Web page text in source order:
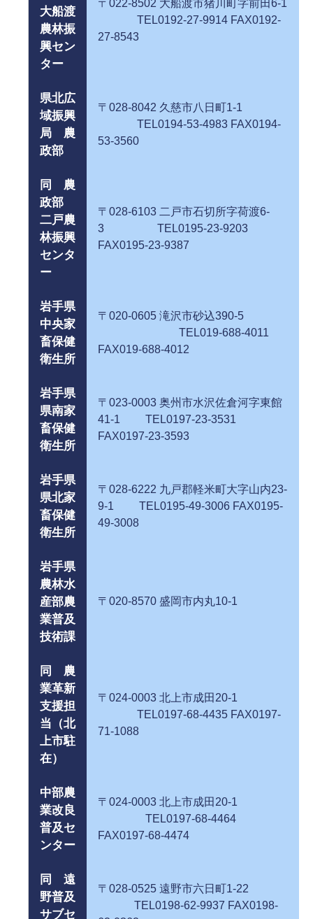
大船渡
農林振
興セン
ター
〒022-8502 大船渡市猪川町字前田6-1
TEL0192-27-9914 FAX0192-
27-8543
県北広
域振興
局 農
政部
〒028-8042 久慈市八日町1-1
TEL0194-53-4983 FAX0194-
53-3560
同 農
政部
二戸農
林振興
センタ
ー
〒028-6103 二戸市石切所字荷渡6-
3 TEL0195-23-9203
FAX0195-23-9387
岩手県
中央家
畜保健
衛生所
〒020-0605 滝沢市砂込390-5
TEL019-688-4011
FAX019-688-4012
岩手県
県南家
畜保健
衛生所
〒023-0003 奥州市水沢佐倉河字東館
41-1 TEL0197-23-3531
FAX0197-23-3593
岩手県
県北家
畜保健
衛生所
〒028-6222 九戸郡軽米町大字山内23-
9-1 TEL0195-49-3006 FAX0195-
49-3008
岩手県
農林水
産部農
業普及
技術課
〒020-8570 盛岡市内丸10-1
同 農
業革新
支援担
当（北
上市駐
在）
〒024-0003 北上市成田20-1
TEL0197-68-4435 FAX0197-
71-1088
中部農
業改良
普及セ
ンター
〒024-0003 北上市成田20-1
TEL0197-68-4464
FAX0197-68-4474
同 遠
野普及
サブセ
〒028-0525 遠野市六日町1-22
TEL0198-62-9937 FAX0198-